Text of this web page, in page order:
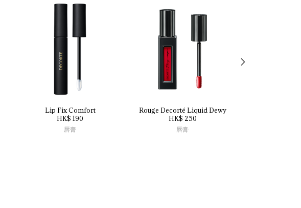
Lip Fix Comfort
HK$ 190
唇膏
Rouge Decorté Liquid Dewy
HK$ 250
唇膏